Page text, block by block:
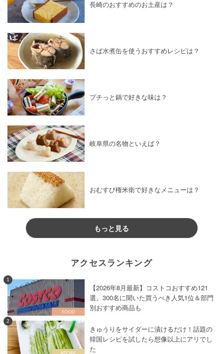
長崎のおすすめのお土産は？
さば水煮缶を使うおすすめレシピは？
プチっと鍋で好きな味は？
岐阜県の名物といえば？
おむすび権米衛で好きなメニューは？
もっと見る
アクセスランキング
1
【2026年8月最新】コストコおすすめ121
選。300名に聞いた買うべき人気1位＆部門
別おすすめ商品も
2
きゅうりをサイダーに漬けるだけ！話題の
韓国レシピを試したら想像以上にアリでし
た